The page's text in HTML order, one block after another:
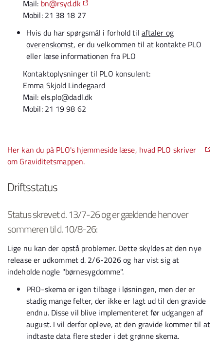
Mail: bn@rsyd.dk
Mobil: 21 38 18 27
Hvis du har spørgsmål i forhold til aftaler og
overenskomst, er du velkommen til at kontakte PLO
eller læse informationen fra PLO
Kontaktoplysninger til PLO konsulent:
Emma Skjold Lindegaard
Mail: els.plo@dadl.dk
Mobil: 21 19 98 62
Her kan du på PLO's hjemmeside læse, hvad PLO skriver
om Graviditetsmappen.
Driftsstatus
Status skrevet d. 13/7-26 og er gældende henover
sommeren til d. 10/8-26:
Lige nu kan der opstå problemer. Dette skyldes at den nye
release er udkommet d. 2/6-2026 og har vist sig at
indeholde nogle "børnesygdomme".
PRO-skema er igen tilbage i løsningen, men der er
stadig mange felter, der ikke er lagt ud til den gravide
endnu. Disse vil blive implementeret før udgangen af
august. I vil derfor opleve, at den gravide kommer til at
indtaste data flere steder i det grønne skema.